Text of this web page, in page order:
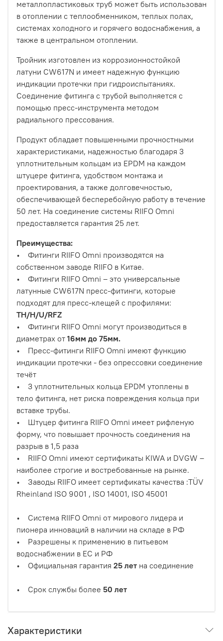
металлопластиковых труб может быть использован
в отоплении с теплообменником, теплых полах,
системах холодного и горячего водоснабжения, а
также в центральном отоплении.
Тройник изготовлен из коррозионностойкой
латуни CW617N и имеет надежную функцию
индикации протечки при гидроиспытаниях.
Соединение фитинга с трубой выполняется с
помощью пресс-инструмента методом
радиального прессования.
Продукт обладает повышенными прочностными
характеристиками, надежностью благодаря 3
уплотнительным кольцам из EPDM на каждом
штуцере фитинга, удобством монтажа и
проектирования, а также долговечностью,
обеспечивающей бесперебойную работу в течение
50 лет. На соединение системы RIIFO Omni
предоставляется гарантия 25 лет.
Преимущества:
• Фитинги RIIFO Omni производятся на
собственном заводе RIIFO в Китае.
• Фитинги RIIFO Omni – это универсальные
латунные CW617N пресс-фитинги, которые
подходят для пресс-клещей с профилями:
TH/H/U/RFZ
• Фитинги RIIFO Omni могут производиться в
диаметрах от 16мм до 75мм.
• Пресс-фитинги RIIFO Omni имеют функцию
индикации протечки - без опрессовки соединение
течёт
• 3 уплотнительных кольца EPDM утоплены в
тело фитинга, нет риска повреждения кольца при
вставке трубы.
• Штуцер фитинга RIIFO Omni имеет рифленую
форму, что повышает прочность соединения на
разрыв в 1,5 раза
• RIIFO Omni имеют сертификаты KIWA и DVGW –
наиболее строгие и востребованные на рынке.
• Заводы RIIFO имеет сертификаты качества :TÜV
Rheinland ISO 9001 , ISO 14001, ISO 45001
• Система RIIFO Omni от мирового лидера и
пионера инноваций в наличии на складе в РФ
• Разрешены к применению в питьевом
водоснабжении в ЕС и РФ
• Официальная гарантия 25 лет на соединение
• Срок службы более 50 лет
Характеристики